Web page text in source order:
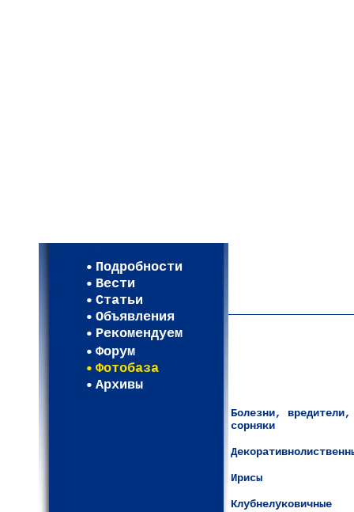
Подробности
Вести
Статьи
Объявления
Рекомендуем
Форум
Фотобаза
Архивы
Болезни, вредители,
сорняки
Ирисы
Клубнелуковичные